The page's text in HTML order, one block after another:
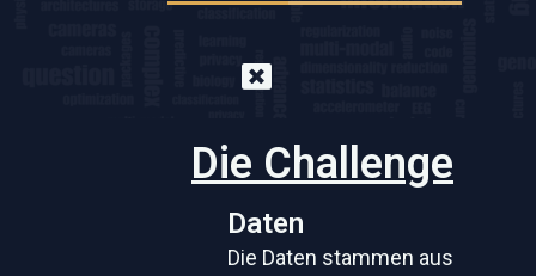
Die Challenge
Daten
Die Daten stammen aus